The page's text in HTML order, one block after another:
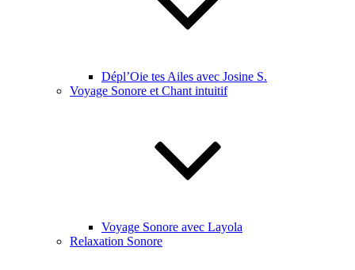
Dépl’Oie tes Ailes avec Josine S.
Voyage Sonore et Chant intuitif
Voyage Sonore avec Layola
Relaxation Sonore